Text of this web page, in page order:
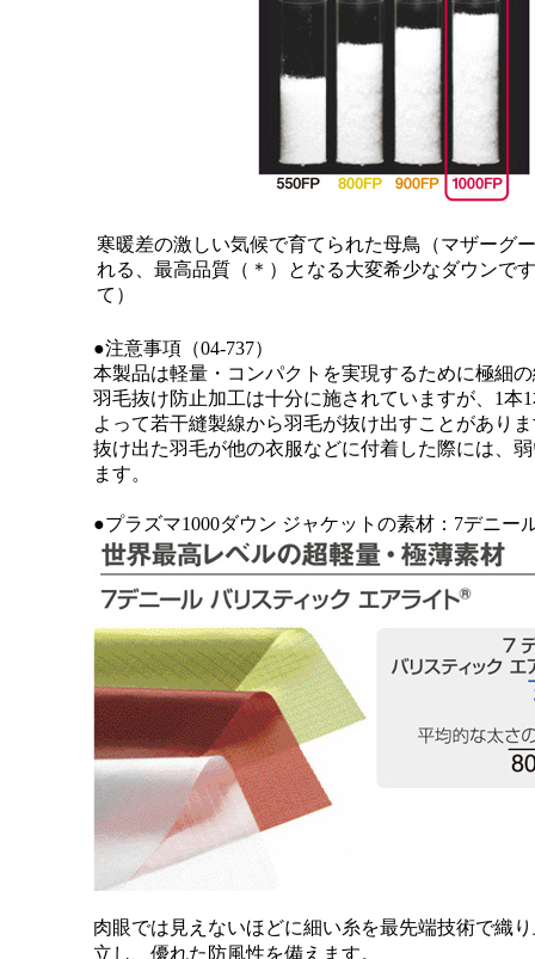
寒暖差の激しい気候で育てられた母鳥（マザーグ
れる、最高品質（＊）となる大変希少なダウンで
て）
●注意事項（04-737）
本製品は軽量・コンパクトを実現するために極細
羽毛抜け防止加工は十分に施されていますが、1
よって若干縫製線から羽毛が抜け出すことがあり
抜け出た羽毛が他の衣服などに付着した際には、
ます。
●プラズマ1000ダウン ジャケットの素材：7デニー
肉眼では見えないほどに細い糸を最先端技術で織
立し、優れた防風性を備えます。